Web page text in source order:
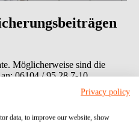
Möglicherweise sind die
an:06104 / 95 28 7-10.
Privacy policy
data, to improve our website, show